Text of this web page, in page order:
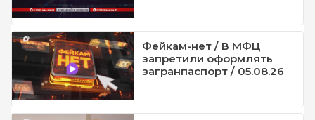
Фейкам-нет / В МФЦ
запретили оформлять
загранпаспорт / 05.08.26